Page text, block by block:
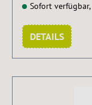
Sofort
DETAILS